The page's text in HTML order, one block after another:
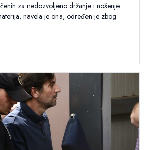
za nedozvoljeno držanje i nošenje
navela je ona, određen je zbog